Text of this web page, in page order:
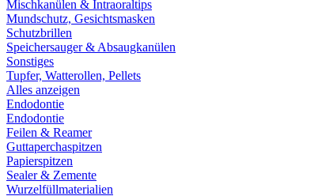
Mischkanülen & Intraoraltips
Mundschutz, Gesichtsmasken
Schutzbrillen
Speichersauger & Absaugkanülen
Sonstiges
Tupfer, Watterollen, Pellets
Alles anzeigen
Endodontie
Endodontie
Feilen & Reamer
Guttaperchaspitzen
Papierspitzen
Sealer & Zemente
Wurzelfüllmaterialien